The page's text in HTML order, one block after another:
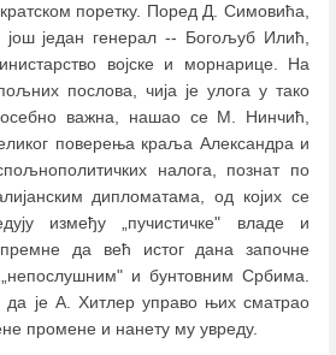
поретку. Поред Д. Симовића,
још један генерал -- Богољуб Илић,
војске и морнарице. На
послова, чија је улога у тако
важна, нашао се М. Нинчић,
поверења краља Александра и
налога, познат по
дипломатама, од којих се
између „пучистичке" владе и
да већ истог дана започне
и бунтовним Србима.
је А. Хитлер управо њих сматрао
промене и нанету му увреду.